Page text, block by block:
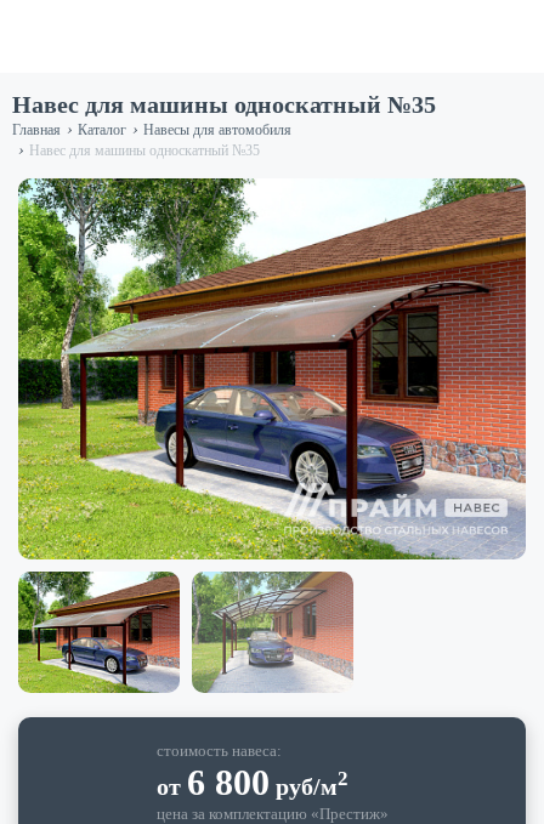
Навес для машины односкатный №35
Главная › Каталог › Навесы для автомобиля
› Навес для машины односкатный №35
стоимость навеса:
от 6 800 руб/м2
цена за комплектацию «Престиж»